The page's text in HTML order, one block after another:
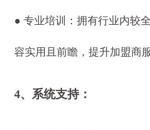
● 专业培训：拥有行业内较
容实用且前瞻，提升加盟商
4、系统支持：